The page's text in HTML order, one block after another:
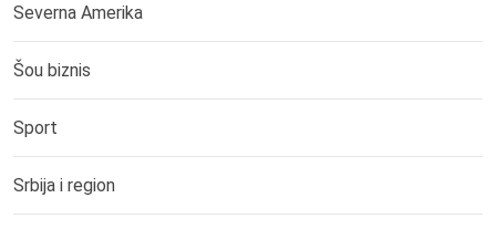
Severna Amerika
Šou biznis
Sport
Srbija i region